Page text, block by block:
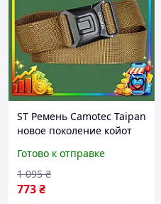
ST Ремень Camotec Taipan
новое поколение койот
повседневной носки
форменный ремень
OST|ER
Готово к отправке
773₴
1 095 ₴